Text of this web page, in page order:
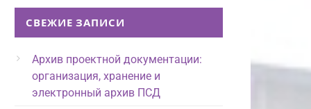
СВЕЖИЕ ЗАПИСИ
Архив проектной документации:
организация, хранение и
электронный архив ПСД